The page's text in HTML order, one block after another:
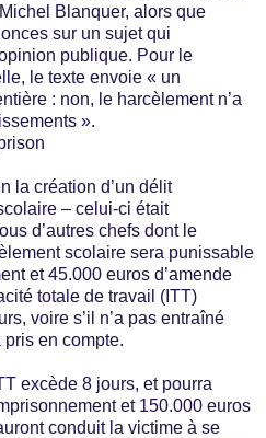
Blanquer, alors que
sur un sujet qui
publique. Pour le
le texte envoie « un
: non, le harcèlement n’a
».
la création d’un délit
– celui-ci était
d’autres chefs dont le
scolaire sera punissable
et 45.000 euros d’amende
totale de travail (ITT)
voire s’il n’a pas entraîné
pris en compte.
excède 8 jours, et pourra
et 150.000 euros
conduit la victime à se